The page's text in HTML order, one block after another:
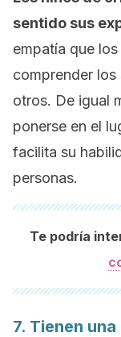
sentido sus
empatía que
comprender
otros. De igual
ponerse en el
facilita su
personas.
Te podría
7. Tienen